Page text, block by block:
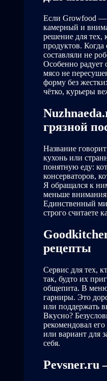
Если Growfood —
камерный и
решение для тех,
продуктов.
составляли не
Особенно радует
мясо не
форму без
чётко, курьеры
грязной
Название
кухонь или
понятную еду:
консерваторов,
Я обращался к
меньше внимания
Единственный
строго считаете
рецепты
Сервис для тех,
так, будто их
общепита. В
гарниры. Это
или поддержать
Вкусно?
рекомендовал
или вариант для
себя.
Pevsner.ru